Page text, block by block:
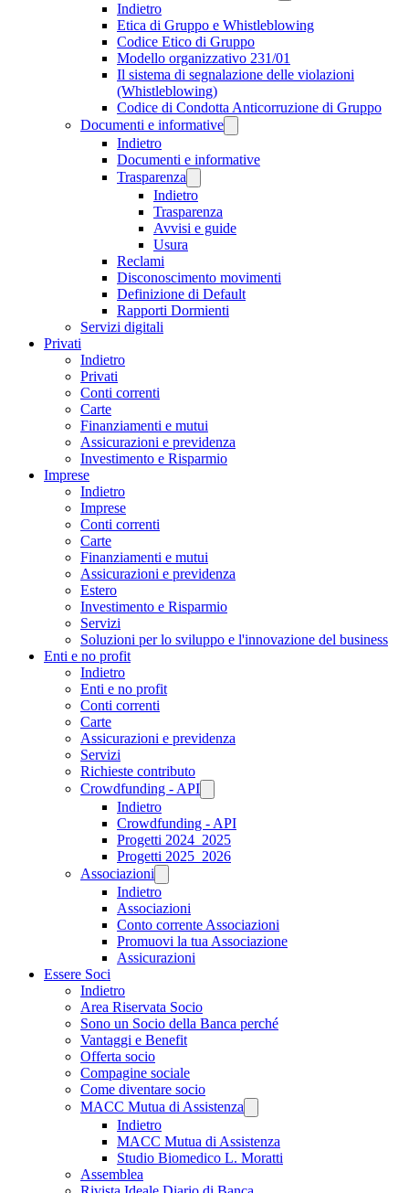
Indietro
Etica di Gruppo e Whistleblowing
Codice Etico di Gruppo
Modello organizzativo 231/01
Il sistema di segnalazione delle violazioni
(Whistleblowing)
Codice di Condotta Anticorruzione di Gruppo
Documenti e informative
Indietro
Documenti e informative
Trasparenza
Indietro
Trasparenza
Avvisi e guide
Usura
Reclami
Disconoscimento movimenti
Definizione di Default
Rapporti Dormienti
Servizi digitali
Privati
Indietro
Privati
Conti correnti
Carte
Finanziamenti e mutui
Assicurazioni e previdenza
Investimento e Risparmio
Imprese
Indietro
Imprese
Conti correnti
Carte
Finanziamenti e mutui
Assicurazioni e previdenza
Estero
Investimento e Risparmio
Servizi
Soluzioni per lo sviluppo e l'innovazione del business
Enti e no profit
Indietro
Enti e no profit
Conti correnti
Carte
Assicurazioni e previdenza
Servizi
Richieste contributo
Crowdfunding - API
Indietro
Crowdfunding - API
Progetti 2024_2025
Progetti 2025_2026
Associazioni
Indietro
Associazioni
Conto corrente Associazioni
Promuovi la tua Associazione
Assicurazioni
Essere Soci
Indietro
Area Riservata Socio
Sono un Socio della Banca perché
Vantaggi e Benefit
Offerta socio
Compagine sociale
Come diventare socio
MACC Mutua di Assistenza
Indietro
MACC Mutua di Assistenza
Studio Biomedico L. Moratti
Assemblea